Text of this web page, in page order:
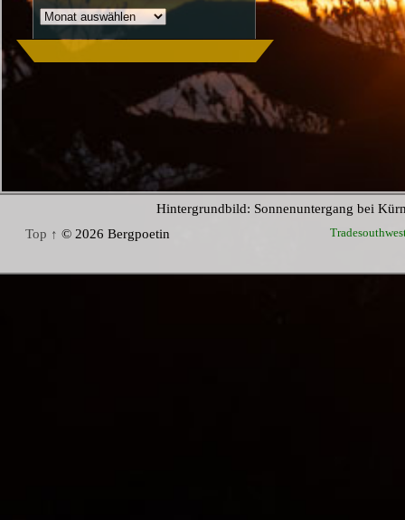
Archiv
Hintergrundbild: Sonnenuntergang bei
Top ↑ © 2026 Bergpoetin